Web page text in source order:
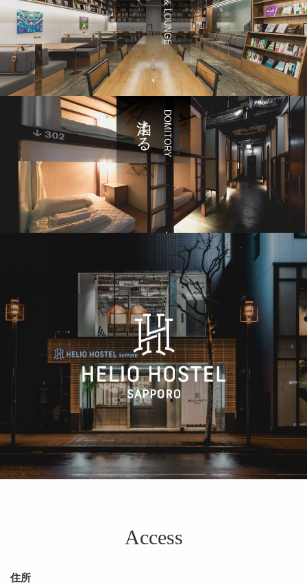
DOMITORY
泊まる
Access
住所